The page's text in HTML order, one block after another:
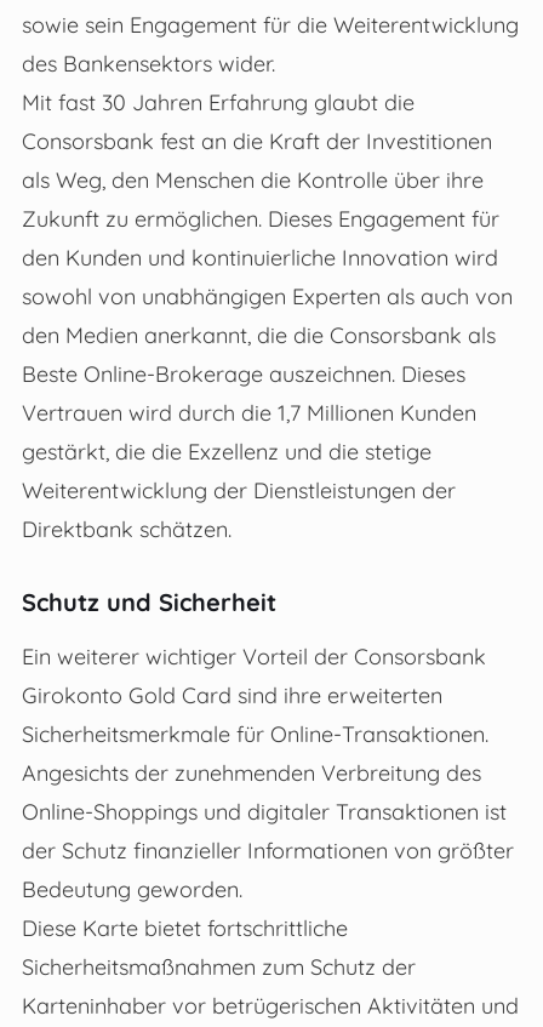
sowie sein Engagement für die Weiterentwicklung
des Bankensektors wider.
Mit fast 30 Jahren Erfahrung glaubt die
Consorsbank fest an die Kraft der Investitionen
als Weg, den Menschen die Kontrolle über ihre
Zukunft zu ermöglichen. Dieses Engagement für
den Kunden und kontinuierliche Innovation wird
sowohl von unabhängigen Experten als auch von
den Medien anerkannt, die die Consorsbank als
Beste Online-Brokerage auszeichnen. Dieses
Vertrauen wird durch die 1,7 Millionen Kunden
gestärkt, die die Exzellenz und die stetige
Weiterentwicklung der Dienstleistungen der
Direktbank schätzen.
Schutz und Sicherheit
Ein weiterer wichtiger Vorteil der Consorsbank
Girokonto Gold Card sind ihre erweiterten
Sicherheitsmerkmale für Online-Transaktionen.
Angesichts der zunehmenden Verbreitung des
Online-Shoppings und digitaler Transaktionen ist
der Schutz finanzieller Informationen von größter
Bedeutung geworden.
Diese Karte bietet fortschrittliche
Sicherheitsmaßnahmen zum Schutz der
Karteninhaber vor betrügerischen Aktivitäten und